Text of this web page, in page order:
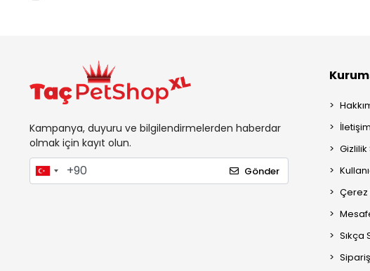
Kampanya, duyuru ve bilgilendirmelerden haberdar
olmak için kayıt olun.
Gönder
İletişim
Çerez
Sıkça